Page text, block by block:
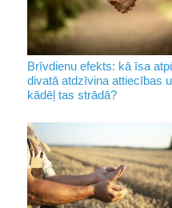
Brīvdienu efekts: kā īsa
divatā atdzīvina attiecības
kādēļ tas strādā?